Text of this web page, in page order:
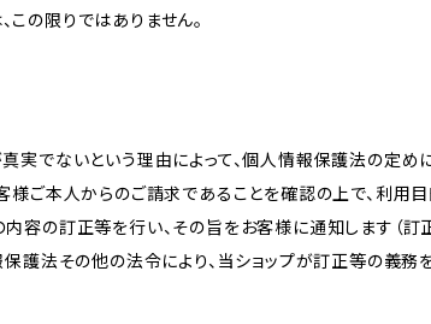
の限りではありません。
実でないという理由によって、個人情報保護法の定め
客様ご本人からのご請求であることを確認の上で、利
内容の訂正等を行い、その旨をお客様に通知します（
保護法その他の法令により、当ショップが訂正等の義